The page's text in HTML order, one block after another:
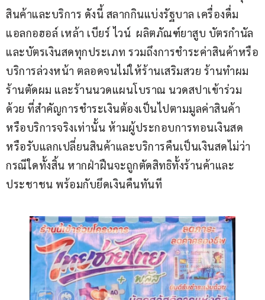
สินค้าและบริการ ดังนี้ สลากกินแบ่งรัฐบาล เครื่องดื่ม
แอลกอฮอล์ เหล้า เบียร์ ไวน์  ผลิตภัณฑ์ยาสูบ บัตรกำนัล
และบัตรเงินสดทุกประเภท รวมถึงการชำระค่าสินค้าหรือ
บริการล่วงหน้า ตลอดจนไม่ให้ร้านเสริมสวย ร้านทำผม
ร้านตัดผม และร้านนวดแผนโบราณ นวดสปาเข้าร่วม
ด้วย ที่สำคัญการชำระเงินต้องเป็นไปตามมูลค่าสินค้า
หรือบริการจริงเท่านั้น ห้ามผู้ประกอบการทอนเงินสด
หรือรับแลกเปลี่ยนสินค้าและบริการคืนเป็นเงินสดไม่ว่า
กรณีใดทั้งสิ้น หากฝ่าฝืนจะถูกตัดสิทธิทั้งร้านค้าและ
ประชาชน พร้อมกับยึดเงินคืนทันที